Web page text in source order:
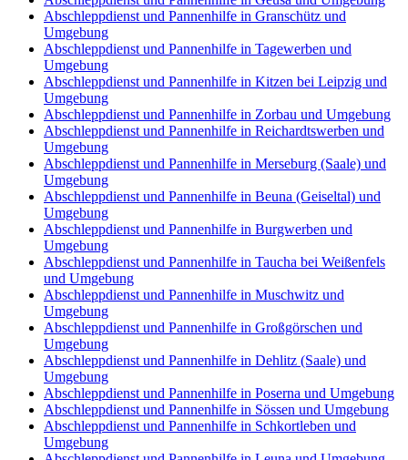
Abschleppdienst und Pannenhilfe in Granschütz und
Umgebung
Abschleppdienst und Pannenhilfe in Tagewerben und
Umgebung
Abschleppdienst und Pannenhilfe in Kitzen bei Leipzig und
Umgebung
Abschleppdienst und Pannenhilfe in Zorbau und Umgebung
Abschleppdienst und Pannenhilfe in Reichardtswerben und
Umgebung
Abschleppdienst und Pannenhilfe in Merseburg (Saale) und
Umgebung
Abschleppdienst und Pannenhilfe in Beuna (Geiseltal) und
Umgebung
Abschleppdienst und Pannenhilfe in Burgwerben und
Umgebung
Abschleppdienst und Pannenhilfe in Taucha bei Weißenfels
und Umgebung
Abschleppdienst und Pannenhilfe in Muschwitz und
Umgebung
Abschleppdienst und Pannenhilfe in Großgörschen und
Umgebung
Abschleppdienst und Pannenhilfe in Dehlitz (Saale) und
Umgebung
Abschleppdienst und Pannenhilfe in Poserna und Umgebung
Abschleppdienst und Pannenhilfe in Sössen und Umgebung
Abschleppdienst und Pannenhilfe in Schkortleben und
Umgebung